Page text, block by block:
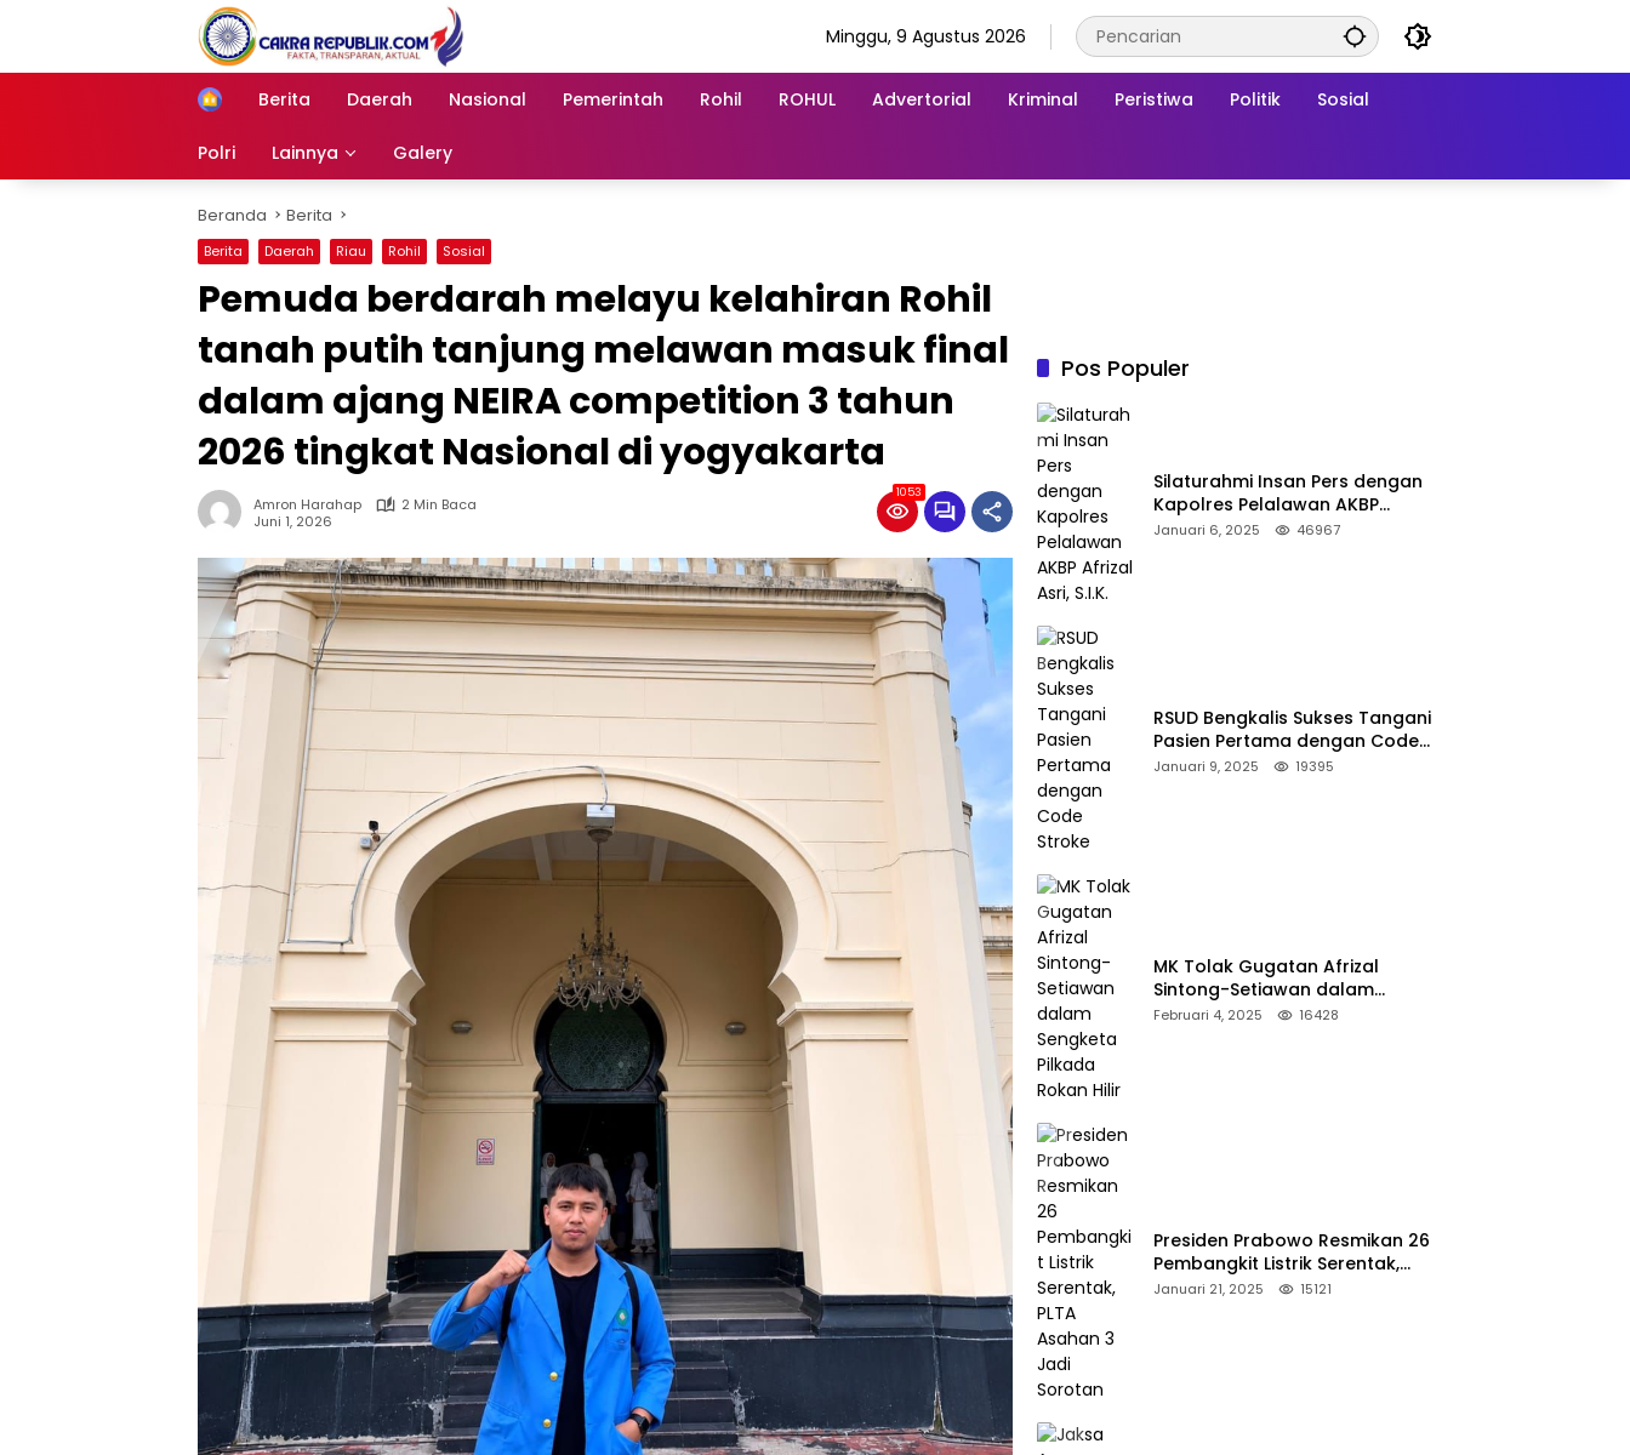
Minggu, 9 Agustus 2026
Berita Daerah Nasional Pemerintah Rohil ROHUL Advertorial Kriminal Peristiwa Politik Sosial
Polri Lainnya Galery
Beranda Berita
Berita Daerah Riau Rohil Sosial
Pemuda berdarah melayu kelahiran Rohil
tanah putih tanjung melawan masuk final
dalam ajang NEIRA competition 3 tahun
2026 tingkat Nasional di yogyakarta
Amron Harahap
2 Min Baca
Juni 1, 2026
1053
Pos Populer
Silaturahmi Insan Pers dengan
Kapolres Pelalawan AKBP
Afrizal Asri, S.I.K.
Januari 6, 2025 46967
RSUD Bengkalis Sukses Tangani
Pasien Pertama dengan Code
Stroke
Januari 9, 2025 19395
MK Tolak Gugatan Afrizal
Sintong-Setiawan dalam
Sengketa Pilkada Rokan Hilir
Februari 4, 2025 16428
Presiden Prabowo Resmikan 26
Pembangkit Listrik Serentak,
PLTA Asahan 3 Jadi Sorotan
Januari 21, 2025 15121